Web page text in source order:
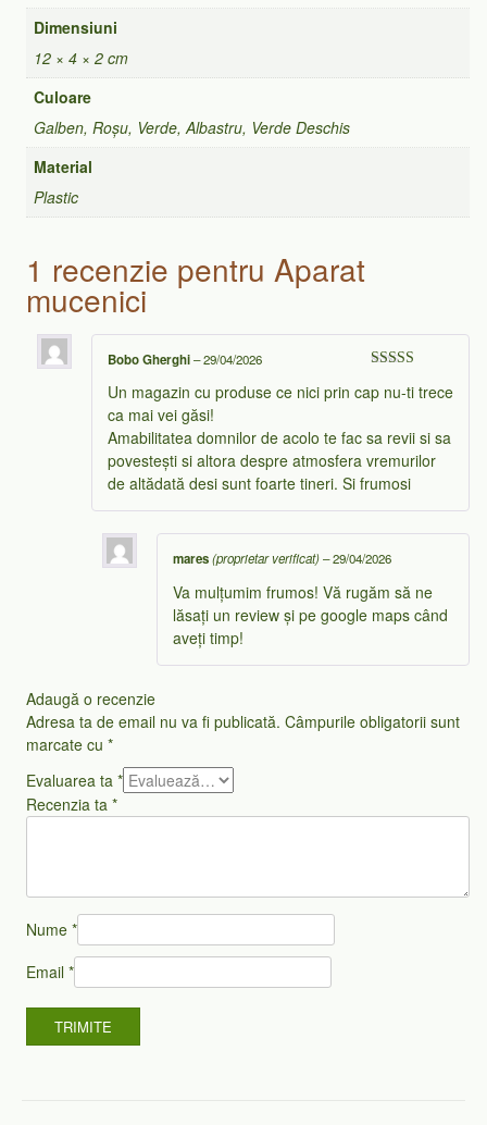
Dimensiuni
12 × 4 × 2 cm
Culoare
Galben, Roșu, Verde, Albastru, Verde Deschis
Material
Plastic
1 recenzie pentru Aparat
mucenici
din 5
Bobo Gherghi–29/04/2026
Un magazin cu produse ce nici prin cap nu-ti trece
ca mai vei găsi!
Amabilitatea domnilor de acolo te fac sa revii si sa
povestești si altora despre atmosfera vremurilor
de altădată desi sunt foarte tineri. Si frumosi
mares(proprietar verificat)–29/04/2026
Va mulțumim frumos! Vă rugăm să ne
lăsați un review și pe google maps când
aveți timp!
Adaugă o recenzie
Adresa ta de email nu va fi publicată. Câmpurile obligatorii sunt
marcate cu*
Evaluarea ta*
Recenzia ta*
Nume*
Email*